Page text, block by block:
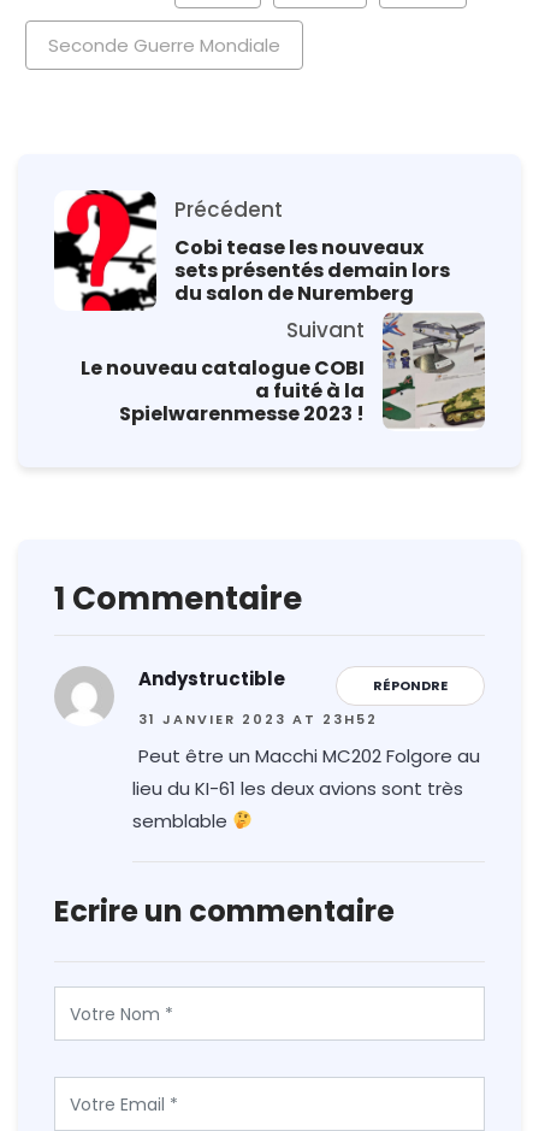
Seconde Guerre Mondiale
Précédent
Cobi tease les nouveaux
sets présentés demain lors
du salon de Nuremberg
Suivant
Le nouveau catalogue COBI
a fuité à la
Spielwarenmesse 2023 !
1 Commentaire
RÉPONDRE
Andystructible
31 JANVIER 2023 AT 23H52
Peut être un Macchi MC202 Folgore au
lieu du KI-61 les deux avions sont très
semblable
Ecrire un commentaire